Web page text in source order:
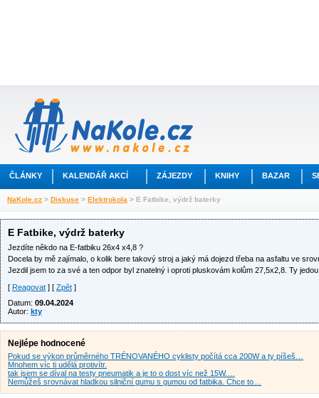
ČLÁNKY KALENDÁŘ AKCÍ ZÁJEZDY KNIHY BAZAR
NaKole.cz > Diskuse > Elektrokola > E Fatbike, výdrž baterky
E Fatbike, výdrž baterky
Jezdíte někdo na E-fatbiku 26x4 x4,8 ?
Docela by mě zajímalo, o kolik bere takový stroj a jaký má dojezd třeba na asfaltu ve
Jezdil jsem to za své a ten odpor byl znatelný i oproti pluskovám kolům 27,5x2,8. Ty
[ Reagovat ] [ Zpět ]
Datum: 09.04.2024
Autor: kty
Nejlépe hodnocené
Pokud se výkon průměrného TRÉNOVANÉHO cyklisty počítá cca 200W a ty píšeš…
Mnohem víc ti udělá protivítr.
tak jsem se díval na testy pneumatik a je to o dost víc než 15W.…
Nemůžeš srovnávat hladkou silniční gumu s gumou od fatbika. Chce to…